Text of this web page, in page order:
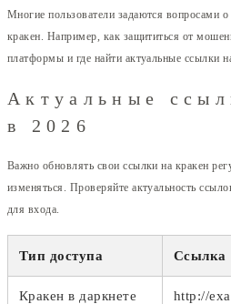
Многие пользователи задаются вопросами о
кракен. Например, как защититься от
платформы и где найти актуальные ссылки
Актуальные
в 2026
Важно обновлять свои ссылки на кракен
изменяться. Проверяйте актуальность
для входа.
Тип доступа Ссылка
Кракен в даркнете http://